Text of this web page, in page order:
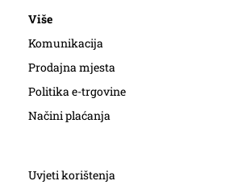
Više
Komunikacija
Prodajna mjesta
Politika e-trgovine
Načini plaćanja
Uvjeti korištenja